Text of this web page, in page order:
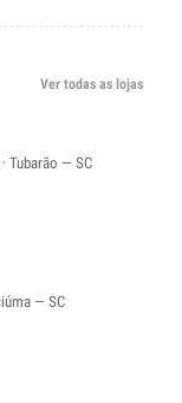
Ver todas as lojas
Tubarão — SC
— SC